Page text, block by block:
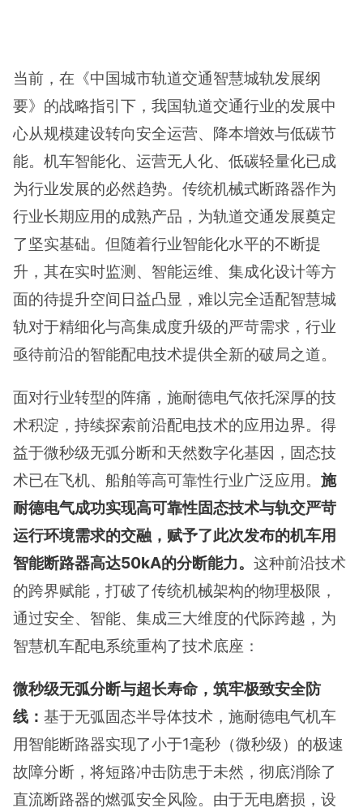
当前，在《中国城市轨道交通智慧城轨发展纲
要》的战略指引下，我国轨道交通行业的发展中
心从规模建设转向安全运营、降本增效与低碳节
能。机车智能化、运营无人化、低碳轻量化已成
为行业发展的必然趋势。传统机械式断路器作为
行业长期应用的成熟产品，为轨道交通发展奠定
了坚实基础。但随着行业智能化水平的不断提
升，其在实时监测、智能运维、集成化设计等方
面的待提升空间日益凸显，难以完全适配智慧城
轨对于精细化与高集成度升级的严苛需求，行业
亟待前沿的智能配电技术提供全新的破局之道。
面对行业转型的阵痛，施耐德电气依托深厚的技
术积淀，持续探索前沿配电技术的应用边界。得
益于微秒级无弧分断和天然数字化基因，固态技
术已在飞机、船舶等高可靠性行业广泛应用。 施
耐德电气成功实现高可靠性固态技术与轨交严苛
运行环境需求的交融，赋予了此次发布的机车用
智能断路器高达50kA的分断能力。 这种前沿技术
的跨界赋能，打破了传统机械架构的物理极限，
通过安全、智能、集成三大维度的代际跨越，为
智慧机车配电系统重构了技术底座：
微秒级无弧分断与超长寿命，筑牢极致安全防
线： 基于无弧固态半导体技术，施耐德电气机车
用智能断路器实现了小于1毫秒（微秒级）的极速
故障分断，将短路冲击防患于未然，彻底消除了
直流断路器的燃弧安全风险。由于无电磨损，设